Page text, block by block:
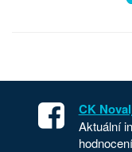
CK
Aktuální
hodnocení